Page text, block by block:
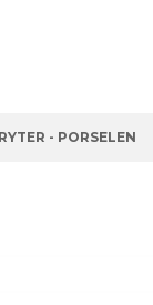
- PORSELEN